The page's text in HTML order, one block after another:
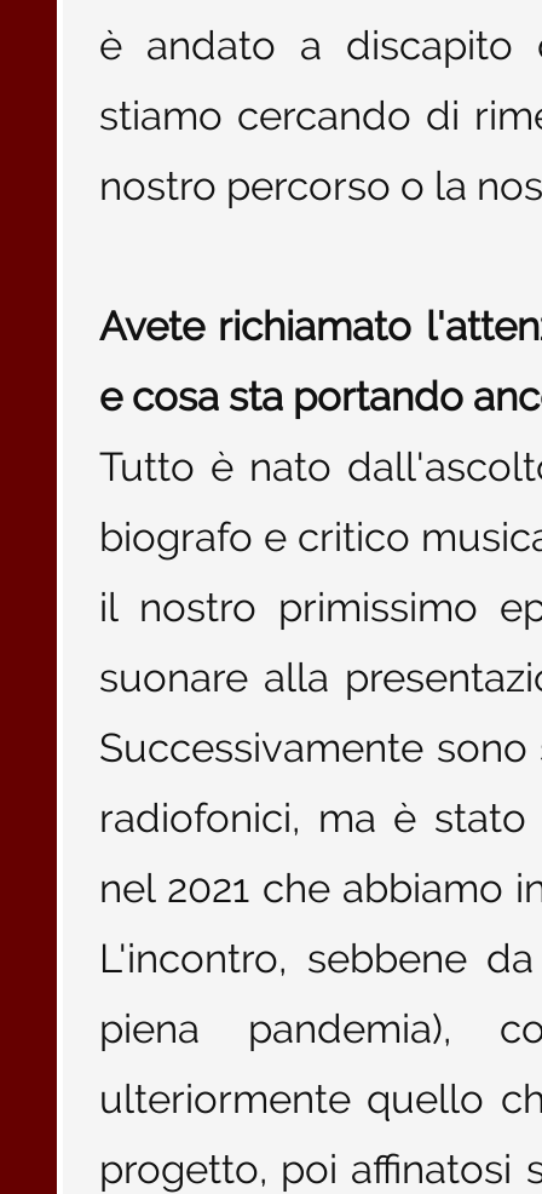
è andato a discapito
stiamo cercando di
nostro percorso o la
Avete richiamato
e cosa sta portando
Tutto è nato
biografo e critico
il nostro primissimo
suonare alla
Successivamente
radiofonici, ma è
nel 2021 che abbiamo
L'incontro, sebbene
piena pandemia),
ulteriormente quello
progetto, poi affinatosi